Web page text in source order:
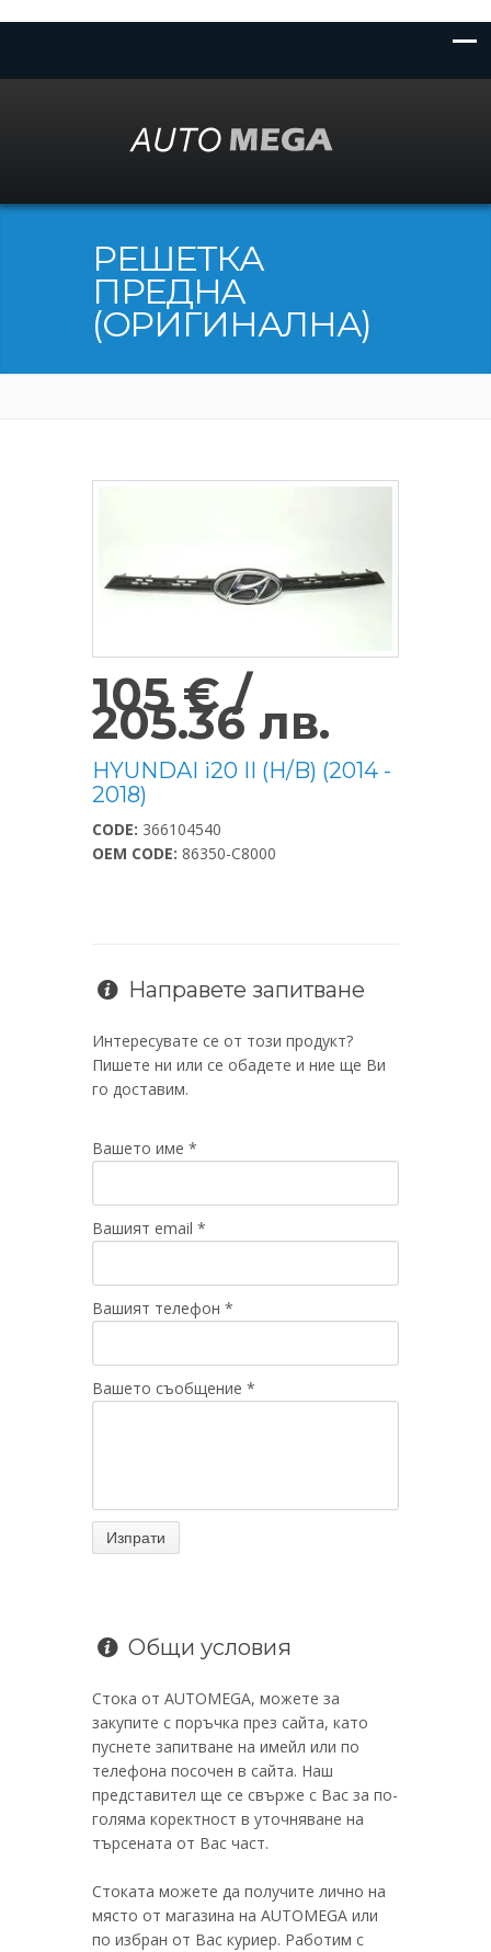
РЕШЕТКА
ПРЕДНА
(ОРИГИНАЛНА)
105 € /
205.36 лв.
HYUNDAI i20 II (H/B) (2014 -
2018)
CODE: 366104540
OEM CODE: 86350-C8000
Направете запитване
Интересувате се от този продукт?
Пишете ни или се обадете и ние ще Ви
го доставим.
Вашето име *
Вашият email *
Вашият телефон *
Вашето съобщение *
Общи условия
Стока от AUTOMEGA, можете за
закупите с поръчка през сайта, като
пуснете запитване на имейл или по
телефона посочен в сайта. Наш
представител ще се свърже с Вас за по-
голяма коректност в уточняване на
търсената от Вас част.
Стоката можете да получите лично на
място от магазина на AUTOMEGA или
по избран от Вас куриер. Работим с